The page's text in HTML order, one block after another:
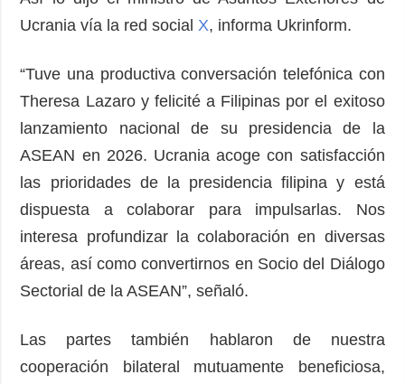
Ucrania vía la red socialX, informa Ukrinform.
“Tuve una productiva conversación telefónica con
Theresa Lazaro y felicité a Filipinas por el exitoso
lanzamiento nacional de su presidencia de la
ASEAN en 2026. Ucrania acoge con satisfacción
las prioridades de la presidencia filipina y está
dispuesta a colaborar para impulsarlas. Nos
interesa profundizar la colaboración en diversas
áreas, así como convertirnos en Socio del Diálogo
Sectorial de la ASEAN”, señaló.
Las partes también hablaron de nuestra
cooperación bilateral mutuamente beneficiosa,